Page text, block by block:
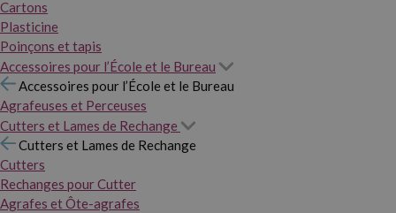
Cartons
Plasticine
Poinçons et tapis
Accessoires pour l’École et le Bureau
Accessoires pour l’École et le Bureau
Agrafeuses et Perceuses
Cutters et Lames de Rechange
Cutters et Lames de Rechange
Cutters
Rechanges pour Cutter
Agrafes et Ôte-agrafes